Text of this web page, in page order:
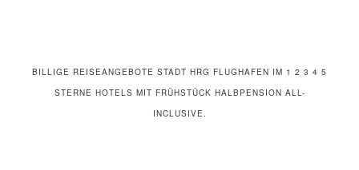
BILLIGE REISEANGEBOTE STADT HRG FLUGHAFEN IM 1 2 3 4 5
STERNE HOTELS MIT FRÜHSTÜCK HALBPENSION ALL-
INCLUSIVE.